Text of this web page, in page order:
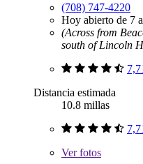
(708) 747-4220
Hoy abierto de 7
(Across from
south of Lincoln
Distancia estimada
10.8 millas
Verfotos